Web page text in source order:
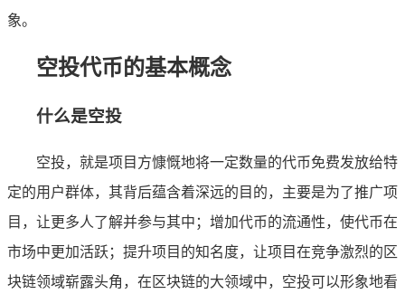
象。
空投代币的基本概念
什么是空投
空投，就是项目方慷慨地将一定数量的代币免费发放给特
定的用户群体，其背后蕴含着深远的目的，主要是为了推广项
目，让更多人了解并参与其中；增加代币的流通性，使代币在
市场中更加活跃；提升项目的知名度，让项目在竞争激烈的区
块链领域崭露头角，在区块链的大领域中，空投可以形象地看